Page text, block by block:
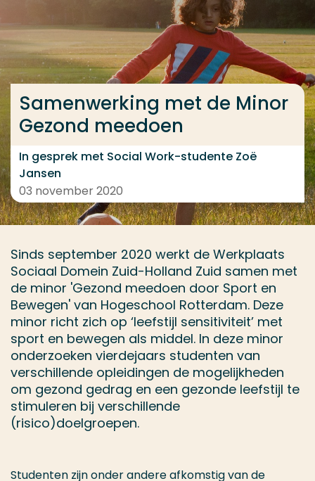
... > Samenwerking met de Minor Gezond meedoen
Samenwerking met de Minor
Gezond meedoen
In gesprek met Social Work-studente Zoë
Jansen
03 november 2020
Sinds september 2020 werkt de Werkplaats
Sociaal Domein Zuid-Holland Zuid samen met
de minor 'Gezond meedoen door Sport en
Bewegen' van Hogeschool Rotterdam. Deze
minor richt zich op ‘leefstijl sensitiviteit’ met
sport en bewegen als middel. In deze minor
onderzoeken vierdejaars studenten van
verschillende opleidingen de mogelijkheden
om gezond gedrag en een gezonde leefstijl te
stimuleren bij verschillende
(risico)doelgroepen.
Studenten zijn onder andere afkomstig van de
Veel gezocht
Opleiding
Contact